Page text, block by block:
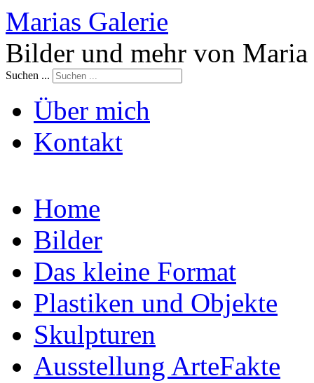
Marias Galerie
Bilder und mehr von
Suchen ...
Über mich
Kontakt
Home
Bilder
Das kleine Format
Plastiken und Objekte
Skulpturen
Ausstellung ArteFakte